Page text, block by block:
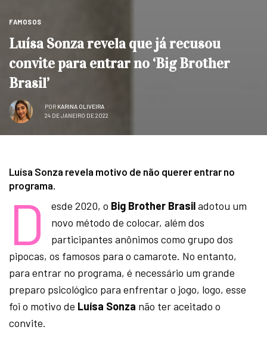
FAMOSOS
Luísa Sonza revela que já recusou
convite para entrar no ‘Big Brother
Brasil’
POR KARINA OLIVEIRA
24 DE JANEIRO DE 2022
Luísa Sonza revela motivo de não querer entrar no
programa.
D esde 2020, o Big Brother Brasiladotou um
novo método de colocar, além dos
participantes anônimos como grupo dos
pipocas, os famosos para o camarote. No entanto,
para entrar no programa, é necessário um grande
preparo psicológico para enfrentar o jogo, logo, esse
foi o motivo de Luísa Sonza não ter aceitado o
convite.